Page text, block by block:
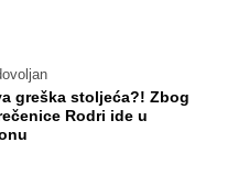
greška stoljeća?! Zbog
Rodri ide u